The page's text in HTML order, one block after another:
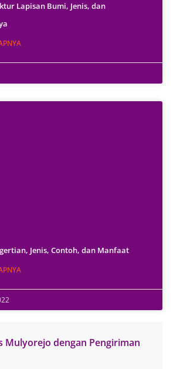
Lapisan Bumi, Jenis, dan
Jenis, Contoh, dan Manfaat
Mulyorejo dengan Pengiriman